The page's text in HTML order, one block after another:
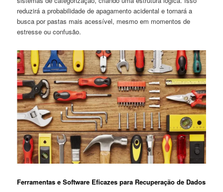
reduzirá a probabilidade de apagamento ​acidental e‌ tornará a
busca por⁤ pastas mais acessível, mesmo⁣ em momentos de
estresse ou confusão.
Ferramentas e Software Eficazes para Recuperação de Dados